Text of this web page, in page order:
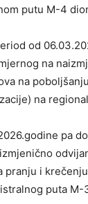
putu M-4
od
na
na
na
pa
i
puta